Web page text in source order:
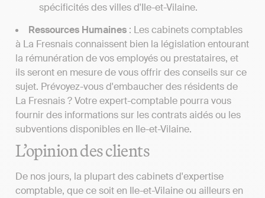
spécificités des villes d'Ile-et-Vilaine.
Ressources Humaines : Les cabinets comptables
à La Fresnais connaissent bien la législation entourant
la rémunération de vos employés ou prestataires, et
ils seront en mesure de vous offrir des conseils sur ce
sujet. Prévoyez-vous d'embaucher des résidents de
La Fresnais ? Votre expert-comptable pourra vous
fournir des informations sur les contrats aidés ou les
subventions disponibles en Ile-et-Vilaine.
L’opinion des clients
De nos jours, la plupart des cabinets d'expertise
comptable, que ce soit en Ile-et-Vilaine ou ailleurs en